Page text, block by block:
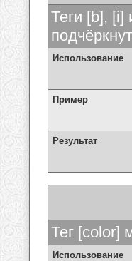
Теги [b],
Использование
Пример
Результат
Тег [color]
Использование